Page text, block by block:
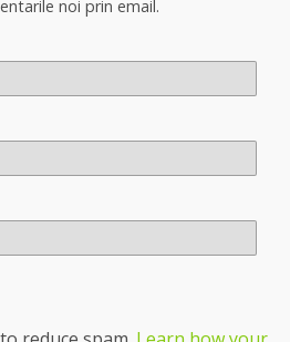
noi prin email.